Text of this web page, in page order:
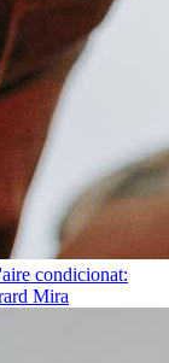
condicionat:
Mira